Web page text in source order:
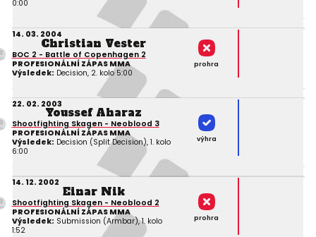
0:00
14. 03. 2004
Christian Vester
BOC 2 - Battle of Copenhagen 2
PROFESIONÁLNÍ ZÁPAS MMA
Výsledek: Decision, 2. kolo 5:00
prohra
22. 02. 2003
Youssef Aharaz
Shootfighting Skagen - Neoblood 3
PROFESIONÁLNÍ ZÁPAS MMA
Výsledek: Decision (Split Decision), 1. kolo
6:00
výhra
14. 12. 2002
Einar Nik
Shootfighting Skagen - Neoblood 2
PROFESIONÁLNÍ ZÁPAS MMA
Výsledek: Submission (Armbar), 1. kolo
1:52
prohra